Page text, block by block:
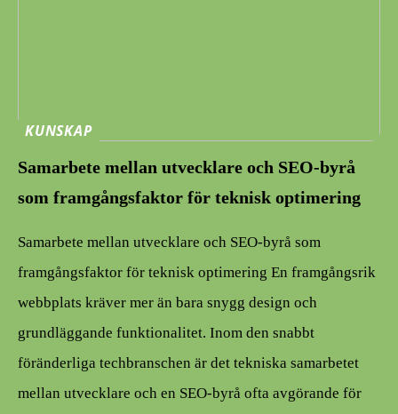
KUNSKAP
Samarbete mellan utvecklare och SEO-byrå
som framgångsfaktor för teknisk optimering
Samarbete mellan utvecklare och SEO-byrå som
framgångsfaktor för teknisk optimering En framgångsrik
webbplats kräver mer än bara snygg design och
grundläggande funktionalitet. Inom den snabbt
föränderliga techbranschen är det tekniska samarbetet
mellan utvecklare och en SEO-byrå ofta avgörande för